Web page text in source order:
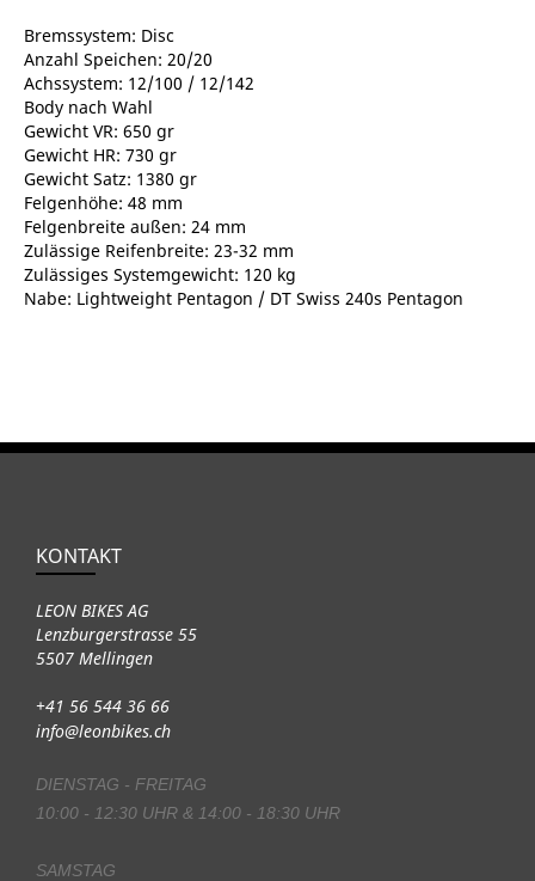
Bremssystem: Disc
Anzahl Speichen: 20/20
Achssystem: 12/100 / 12/142
Body nach Wahl
Gewicht VR: 650 gr
Gewicht HR: 730 gr
Gewicht Satz: 1380 gr
Felgenhöhe: 48 mm
Felgenbreite außen: 24 mm
Zulässige Reifenbreite: 23-32 mm
Zulässiges Systemgewicht: 120 kg
Nabe: Lightweight Pentagon / DT Swiss 240s Pentagon
KONTAKT
LEON BIKES AG
Lenzburgerstrasse 55
5507 Mellingen
+41 56 544 36 66
info@leonbikes.ch
DIENSTAG - FREITAG
10:00 - 12:30 UHR & 14:00 - 18:30 UHR
SAMSTAG